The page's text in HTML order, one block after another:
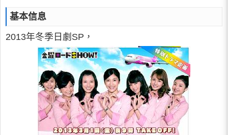
基本信息
2013年冬季日劇SP，